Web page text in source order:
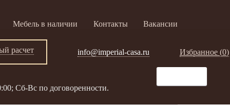
Мебель в наличии Контакты Вакансии
info@imperial-casa.ru
Сб-Вс по договоренности.
расчет Избранное (0)